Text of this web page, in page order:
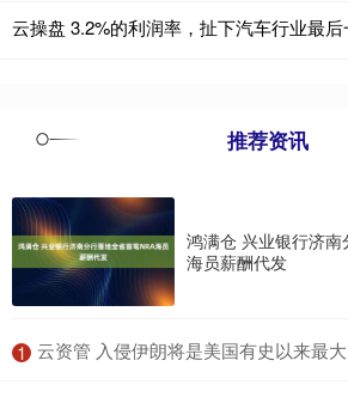
云操盘 3.2%的利润率，扯下汽车行业最
推荐资讯
鸿满仓 兴业银行济
海员薪酬代发
1 云资管 入侵伊朗将是美国有史以来最